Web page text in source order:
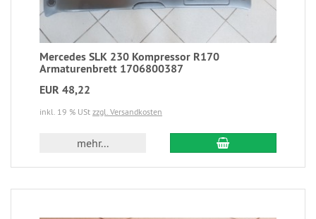
Mercedes SLK 230 Kompressor R170
Armaturenbrett 1706800387
EUR 48,22
inkl. 19 % USt zzgl. Versandkosten
mehr...